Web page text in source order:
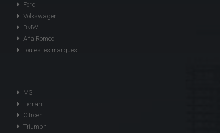
Ford
Volkswagen
BMW
Alfa Roméo
Toutes les marques
MG
Ferrari
Citroen
Triumph